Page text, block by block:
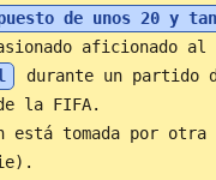
de unos 20 y
aficionado
durante un partido
la FIFA.
está tomada por otra